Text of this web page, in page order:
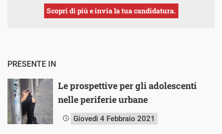
Scopri di più e invia la tua candidatura.
PRESENTE IN
Le prospettive per gli adolescenti
nelle periferie urbane
Giovedì 4 Febbraio 2021